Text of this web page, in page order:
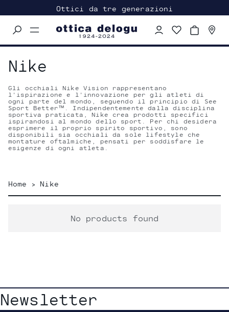
Ottici da tre generazioni
Menu
navigation
Home > Nike
Nike
Gli occhiali Nike Vision rappresentano
l'ispirazione e l'innovazione per gli atleti di
ogni parte del mondo, seguendo il principio di See
Sport Better™. Indipendentemente dalla disciplina
sportiva praticata, Nike crea prodotti specifici
ispirandosi al mondo dello sport. Per chi desidera
esprimere il proprio spirito sportivo, sono
disponibili sia occhiali da sole lifestyle che
montature oftalmiche, pensati per soddisfare le
esigenze di ogni atleta.
No products found
Newsletter